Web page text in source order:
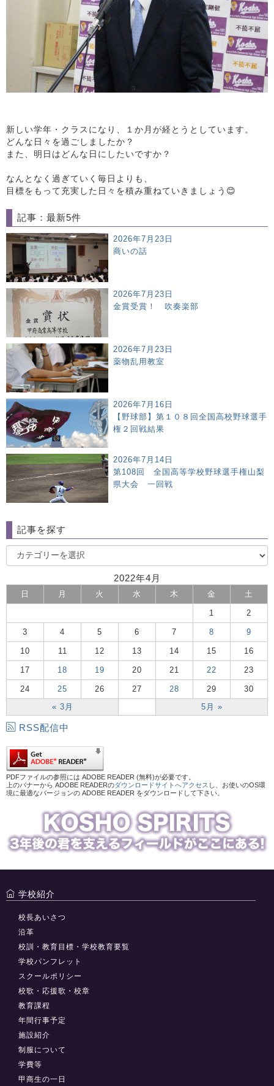
新しい学年・クラスになり、１か月が経とうとしています。
どんな日々を過ごしましたか？
また、明日はどんな日にしたいですか？
なんとなく過ぎていく毎日よりも、
目標をもって充実した日々を積み重ねていきましょう😊
記事：最新5件
2026年7月23日
商いの話
2026年7月23日
金賞受賞！ 吹奏楽部
2026年7月23日
薬物乱用教室
2026年7月16日
【野球部】第１０８回全国高校野球選手
権２回戦結果
2026年7月14日
第108回 全国高等学校野球選手権山梨
県大会 一回戦
記事を探す
2022年4月
日 月 火 水 木 金 土
« 3月 5月 »
1 2
3 4 5 6 7 8 9
10 11 12 13 14 15 16
17 18 19 20 21 22 23
24 25 26 27 28 29 30
RSS配信中
PDFファイルの参照には ADOBE READER (無料)が必要です。
上のバナーから ADOBE READERのダウンロードサイトへアクセス し、お使いのOS環
境に最適なバージョンの ADOBE READER をダウンロードして下さい。
学校紹介
校長あいさつ
沿革
校訓・教育目標・学校教育要覧
学校パンフレット
スクールポリシー
校歌・応援歌・校章
教育課程
年間行事予定
施設紹介
制服について
学費等
甲商生の一日